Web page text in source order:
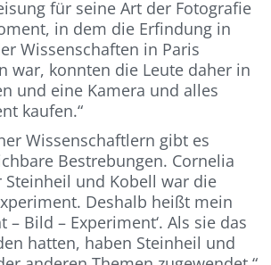
für seine Art der Fotografie
in dem die Erfindung in
Wissenschaften in Paris
war, konnten die Leute daher in
und eine Kamera und alles
kaufen.“
Wissenschaftlern gibt es
Bestrebungen. Cornelia
Steinheil und Kobell war die
Deshalb heißt mein
– Bild – Experiment‘. Als sie das
hatten, haben Steinheil und